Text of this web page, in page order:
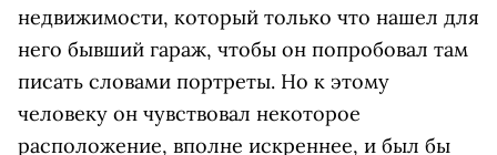
недвижимости, который только что нашел для
него бывший гараж, чтобы он попробовал там
писать словами портреты. Но к этому
человеку он чувствовал некоторое
расположение, вполне искреннее, и был бы